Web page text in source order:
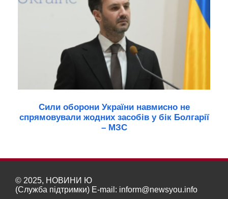
Сили оборони України навмисно не
спрямовували жодних засобів у бік Болгарії
– МЗС
© 2025, НОВИНИ Ю
(Служба підтримки) E-mail: inform@newsyou.info